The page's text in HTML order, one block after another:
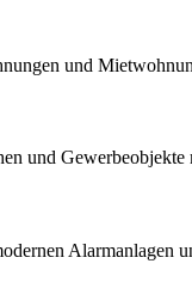
und
und
Alarmanlagen